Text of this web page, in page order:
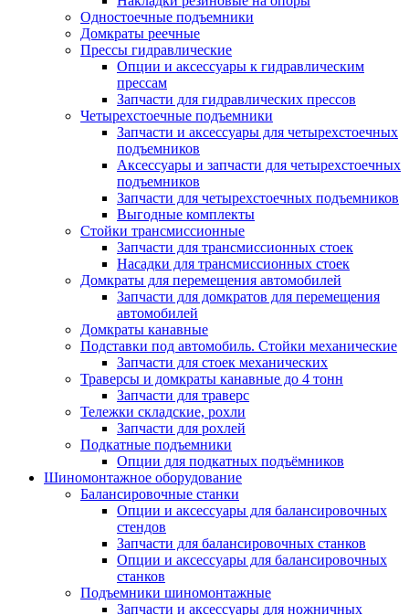
Одностоечные подъемники
Домкраты реечные
Прессы гидравлические
Опции и аксессуары к гидравлическим
прессам
Запчасти для гидравлических прессов
Четырехстоечные подъемники
Запчасти и аксессуары для четырехстоечных
подъемников
Аксессуары и запчасти для четырехстоечных
подъемников
Запчасти для четырехстоечных подъемников
Выгодные комплекты
Стойки трансмиссионные
Запчасти для трансмиссионных стоек
Насадки для трансмиссионных стоек
Домкраты для перемещения автомобилей
Запчасти для домкратов для перемещения
автомобилей
Домкраты канавные
Подставки под автомобиль. Стойки механические
Запчасти для стоек механических
Траверсы и домкраты канавные до 4 тонн
Запчасти для траверс
Тележки складские, рохли
Запчасти для рохлей
Подкатные подъемники
Опции для подкатных подъёмников
Шиномонтажное оборудование
Балансировочные станки
Опции и аксессуары для балансировочных
стендов
Запчасти для балансировочных станков
Опции и аксессуары для балансировочных
станков
Подъемники шиномонтажные
Запчасти и аксессуары для ножничных